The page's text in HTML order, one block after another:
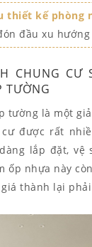
thiết kế phòng
đầu xu hướng
CHUNG CƯ
TƯỜNG
tường là một
cư được rất
lắp đặt, vệ
ốp nhựa này
thành lại